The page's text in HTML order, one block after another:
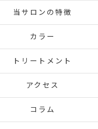
当サロンの特徴
カラー
トリートメント
アクセス
コラム